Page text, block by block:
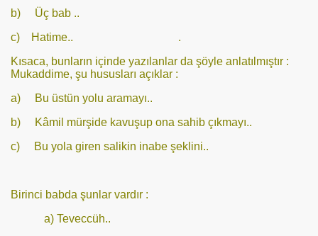
b) Üç bab ..
c) Hatime..
.
Kısaca, bunların içinde yazılanlar da şöyle anlatılmıştır :
Mukaddime, şu hususları açıklar :
a) Bu üstün yolu aramayı..
b) Kâmil mürşide kavuşup ona sahib çıkmayı..
c) Bu yola giren salikin inabe şeklini..
Birinci babda şunlar vardır :
a) Teveccüh..